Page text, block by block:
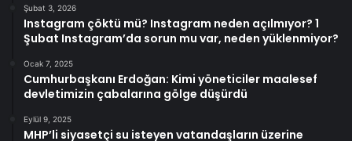
Şubat 3, 2026
Instagram çöktü mü? Instagram neden açılmıyor? 1
Şubat Instagram’da sorun mu var, neden yüklenmiyor?
Ocak 7, 2025
Cumhurbaşkanı Erdoğan: Kimi yöneticiler maalesef
devletimizin çabalarına gölge düşürdü
Eylül 9, 2025
MHP’li siyasetçi su isteyen vatandaşların üzerine